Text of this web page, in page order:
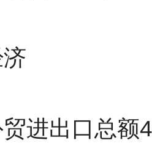
进出口总额